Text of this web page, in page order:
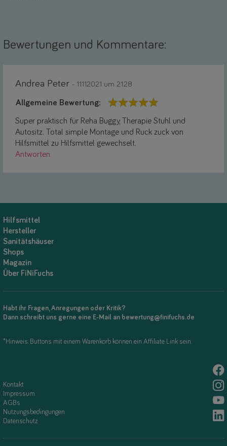
Bewertungen und Kommentare:
Andrea Peter - 11.11.2021 um 21:28
Allgemeine Bewertung:
Super praktisch für Reha Buggy, Therapie Stuhl und
Autositz. Total simple Montage und Ruck zuck von
Hilfsmittel zu Hilfsmittel gewechselt.
Antworten
Hilfsmittel
Hersteller
Sanitätshäuser
Shops
Magazin
Über FiNiFuchs
Habt ihr Fragen, Anregungen oder Kritik?
Dann schreibt uns gerne eine E-Mail an bewertung@finifuchs.de
*Hinweis: Buttons mit einem Warenkorb können ein Affiliate Link sein.
Kontakt
Impressum
AGBs
Nutzungsbedingungen
Datenschutz